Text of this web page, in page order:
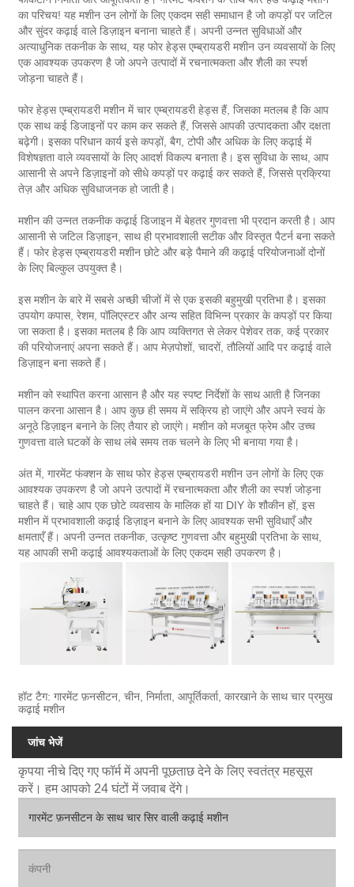
का परिचय! यह मशीन उन लोगों के लिए एकदम सही समाधान है जो कपड़ों पर जटिल
और सुंदर कढ़ाई वाले डिज़ाइन बनाना चाहते हैं। अपनी उन्नत सुविधाओं और
अत्याधुनिक तकनीक के साथ, यह फोर हेड्स एम्ब्रायडरी मशीन उन व्यवसायों के लिए
एक आवश्यक उपकरण है जो अपने उत्पादों में रचनात्मकता और शैली का स्पर्श
जोड़ना चाहते हैं।
फोर हेड्स एम्ब्रायडरी मशीन में चार एम्ब्रायडरी हेड्स हैं, जिसका मतलब है कि आप
एक साथ कई डिजाइनों पर काम कर सकते हैं, जिससे आपकी उत्पादकता और दक्षता
बढ़ेगी। इसका परिधान कार्य इसे कपड़ों, बैग, टोपी और अधिक के लिए कढ़ाई में
विशेषज्ञता वाले व्यवसायों के लिए आदर्श विकल्प बनाता है। इस सुविधा के साथ, आप
आसानी से अपने डिज़ाइनों को सीधे कपड़ों पर कढ़ाई कर सकते हैं, जिससे प्रक्रिया
तेज़ और अधिक सुविधाजनक हो जाती है।
मशीन की उन्नत तकनीक कढ़ाई डिजाइन में बेहतर गुणवत्ता भी प्रदान करती है। आप
आसानी से जटिल डिज़ाइन, साथ ही प्रभावशाली सटीक और विस्तृत पैटर्न बना सकते
हैं। फोर हेड्स एम्ब्रायडरी मशीन छोटे और बड़े पैमाने की कढ़ाई परियोजनाओं दोनों
के लिए बिल्कुल उपयुक्त है।
इस मशीन के बारे में सबसे अच्छी चीजों में से एक इसकी बहुमुखी प्रतिभा है। इसका
उपयोग कपास, रेशम, पॉलिएस्टर और अन्य सहित विभिन्न प्रकार के कपड़ों पर किया
जा सकता है। इसका मतलब है कि आप व्यक्तिगत से लेकर पेशेवर तक, कई प्रकार
की परियोजनाएं अपना सकते हैं। आप मेज़पोशों, चादरों, तौलियों आदि पर कढ़ाई वाले
डिज़ाइन बना सकते हैं।
मशीन को स्थापित करना आसान है और यह स्पष्ट निर्देशों के साथ आती है जिनका
पालन करना आसान है। आप कुछ ही समय में सक्रिय हो जाएंगे और अपने स्वयं के
अनूठे डिज़ाइन बनाने के लिए तैयार हो जाएंगे। मशीन को मजबूत फ्रेम और उच्च
गुणवत्ता वाले घटकों के साथ लंबे समय तक चलने के लिए भी बनाया गया है।
अंत में, गारमेंट फंक्शन के साथ फोर हेड्स एम्ब्रायडरी मशीन उन लोगों के लिए एक
आवश्यक उपकरण है जो अपने उत्पादों में रचनात्मकता और शैली का स्पर्श जोड़ना
चाहते हैं। चाहे आप एक छोटे व्यवसाय के मालिक हों या DIY के शौकीन हों, इस
मशीन में प्रभावशाली कढ़ाई डिज़ाइन बनाने के लिए आवश्यक सभी सुविधाएँ और
क्षमताएँ हैं। अपनी उन्नत तकनीक, उत्कृष्ट गुणवत्ता और बहुमुखी प्रतिभा के साथ,
यह आपकी सभी कढ़ाई आवश्यकताओं के लिए एकदम सही उपकरण है।
हॉट टैग: गारमेंट फ़नसीटन, चीन, निर्माता, आपूर्तिकर्ता, कारखाने के साथ चार प्रमुख
कढ़ाई मशीन
जांच भेजें
कृपया नीचे दिए गए फॉर्म में अपनी पूछताछ देने के लिए स्वतंत्र महसूस
करें। हम आपको 24 घंटों में जवाब देंगे।